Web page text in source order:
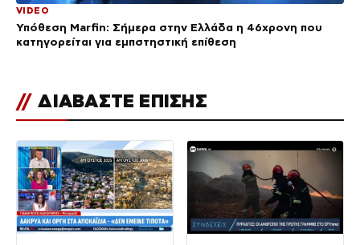
VIDEO
Υπόθεση Marfin: Σήμερα στην Ελλάδα η 46χρονη που
κατηγορείται για εμπστηστική επίθεση
// ΔΙΑΒΑΣΤΕ ΕΠΙΣΗΣ